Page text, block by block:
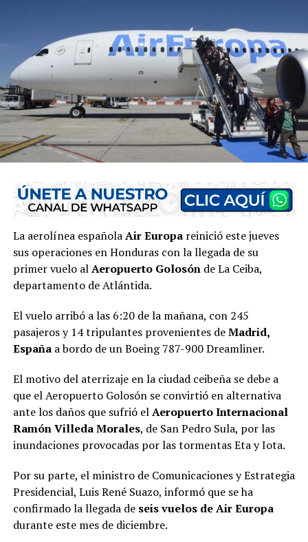
La aerolínea españolaAir Europareinició este jueves
sus operaciones en Honduras con la llegada de su
primer vuelo alAeropuerto Golosón de La Ceiba,
departamento de Atlántida.
El vuelo arribó a las 6:20 de la mañana, con 245
pasajeros y 14 tripulantes provenientes deMadrid,
Españaa bordo de un Boeing 787-900 Dreamliner.
El motivo del aterrizaje en la ciudad ceibeña se debe a
que el Aeropuerto Golosón se convirtió en alternativa
ante los daños que sufrió elAeropuerto Internacional
Ramón Villeda Morales, de San Pedro Sula, por las
inundaciones provocadas por las tormentas Eta y Iota.
Por su parte, el ministro de Comunicaciones y Estrategia
Presidencial, Luis René Suazo, informó que se ha
confirmado la llegada deseis vuelos de Air Europa
durante este mes de diciembre.